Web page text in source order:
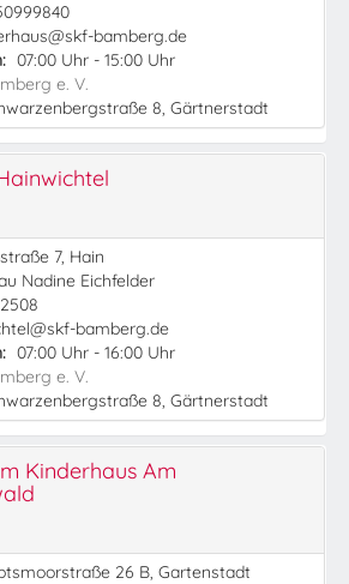
bamberg.de
07:00 Uhr - 15:00 Uhr
e. V.
8, Gärtnerstadt
7, Hain
Nadine Eichfelder
bamberg.de
07:00 Uhr - 16:00 Uhr
e. V.
8, Gärtnerstadt
Kinderhaus Am
26 B, Gartenstadt